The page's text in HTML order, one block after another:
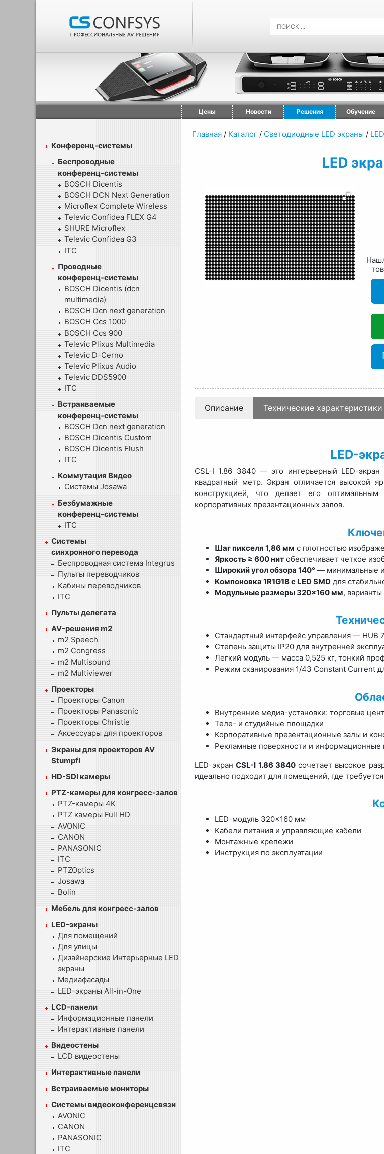
Цены Новости Решения Обучение
Конференц-системы
Беспроводные
конференц-системы
BOSCH Dicentis
BOSCH DCN Next Generation
Microflex Complete Wireless
Televic Confidea FLEX G4
SHURE Microflex
Televic Confidea G3
ITC
Проводные
конференц-системы
BOSCH Dicentis (dcn
multimedia)
BOSCH Dcn next generation
BOSCH Ccs 1000
BOSCH Ccs 900
Televic Plixus Multimedia
Televic D-Cerno
Televic Plixus Audio
Televic DDS5900
ITC
Встраиваемые
конференц-системы
BOSCH Dcn next generation
BOSCH Dicentis Custom
BOSCH Dicentis Flush
ITC
Коммутация Видео
Системы Josawa
Безбумажные
конференц-системы
ITC
Системы
синхронного перевода
Беспроводная система Integrus
Пульты переводчиков
Кабины переводчиков
ITC
Пульты делегата
AV-решения m2
m2 Speech
m2 Congress
m2 Multisound
m2 Multiviewer
Проекторы
Проекторы Canon
Проекторы Panasonic
Проекторы Christie
Аксессуары для проекторов
Экраны для проекторов AV
Stumpfl
HD-SDI камеры
PTZ-камеры для конгресс-залов
PTZ-камеры 4К
PTZ камеры Full HD
AVONIC
CANON
PANASONIC
ITC
PTZOptics
Josawa
Bolin
Мебель для конгресс-залов
LED-экраны
Для помещений
Для улицы
Дизайнерские Интерьерные LED
экраны
Медиафасады
LED-экраны All-in-One
LCD-панели
Информационные панели
Интерактивные панели
Видеостены
LCD видеостены
Интерактивные панели
Встраиваемые мониторы
Системы видеоконференцсвязи
AVONIC
CANON
PANASONIC
ITC
Главная / Каталог / Светодиодные LED экраны /
LED
Описание Технические характеристики
LED-
CSL-I 1.86 3840 — это интерьерный LED-
квадратный метр. Экран отличается высокой
конструкцией, что делает его
корпоративных презентационных залов.
Шаг пикселя 1,86 мм с плотностью
Яркость ≥ 600 нит обеспечивает четкое
Широкий угол обзора 140° — минимальные
Компоновка 1R1G1B с LED SMD для
Модульные размеры 320×160 мм,
Стандартный интерфейс управления — HUB
Степень защиты IP20 для внутренней
Легкий модуль — масса 0,525 кг, тонкий
Режим сканирования 1/43 Constant Current
Внутренние медиа-установки: торговые
Теле- и студийные площадки
Корпоративные презентационные залы и
Рекламные поверхности и
LED-экранCSL-I 1.86 3840сочетает высокое
идеально подходит для помещений, где
LED-модуль 320×160 мм
Кабели питания и управляющие кабели
Монтажные крепежи
Инструкция по эксплуатации